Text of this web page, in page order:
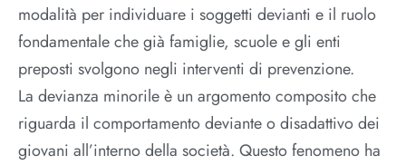
modalità per individuare i soggetti devianti e il ruolo
fondamentale che già famiglie, scuole e gli enti
preposti svolgono negli interventi di prevenzione.
La devianza minorile è un argomento composito che
riguarda il comportamento deviante o disadattivo dei
giovani all’interno della società. Questo fenomeno ha